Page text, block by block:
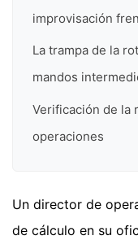
improvisación
La trampa de la
mandos
Verificación de la
operaciones
Un director de
de cálculo en su